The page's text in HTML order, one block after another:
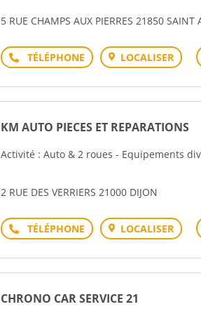
5 RUE CHAMPS AUX PIERRES 21850 SAINT
Téléphone LOCALISER
KM AUTO PIECES ET REPARATIONS
Activité : Auto & 2 roues - Equipements
2 RUE DES VERRIERS 21000 DIJON
Téléphone LOCALISER
CHRONO CAR SERVICE 21